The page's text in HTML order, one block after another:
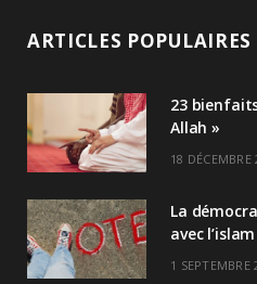
ARTICLES POPULAIRES
23
Allah »
18 DÉCEMBRE
La
avec
1 SEPTEMBRE